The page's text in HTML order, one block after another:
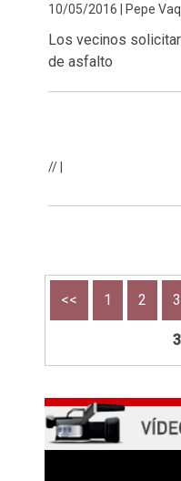
10/05/2016 | Pepe
Los vecinos
de asfalto
// |
<< 1 2 3